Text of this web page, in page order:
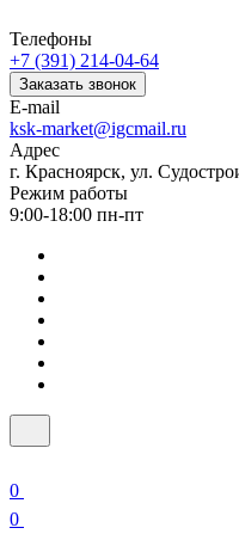
Телефоны
+7 (391) 214-04-64
Заказать звонок
E-mail
ksk-market@igcmail.ru
Адрес
г. Красноярск, ул.
Режим работы
9:00-18:00 пн-пт
0
0